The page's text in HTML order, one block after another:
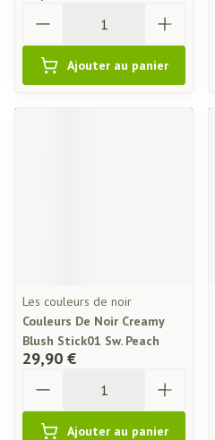
Ajouter au panier
Les couleurs de noir
Couleurs De Noir Creamy
Blush Stick01 Sw. Peach
29,90 €
Ajouter au panier